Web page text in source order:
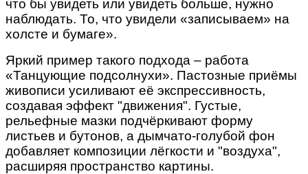
что бы увидеть или увидеть больше, нужно
наблюдать. То, что увидели «записываем» на
холсте и бумаге».
Яркий пример такого подхода – работа
«Танцующие подсолнухи». Пастозные приёмы
живописи усиливают её экспрессивность,
создавая эффект "движения". Густые,
рельефные мазки подчёркивают форму
листьев и бутонов, а дымчато-голубой фон
добавляет композиции лёгкости и "воздуха",
расширяя пространство картины.